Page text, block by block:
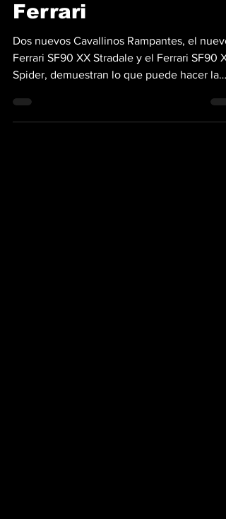
jamás fabricado por
Ferrari
Dos nuevos Cavallinos Rampantes, el nuevo
Spider, demuestran lo que puede hacer la
firma de...